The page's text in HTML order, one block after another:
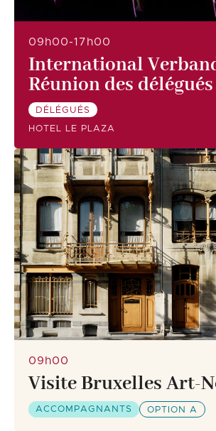
09h00-17h00
International
Réunion des délégués
DÉLÉGUÉS
HOTEL LE PLAZA
09h00
Visite Bruxelles Art-
ACCOMPAGNANTS OPTION A